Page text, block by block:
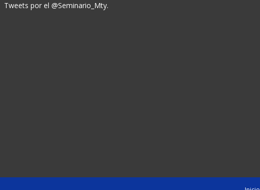
Tweets por el @Seminario_Mty.